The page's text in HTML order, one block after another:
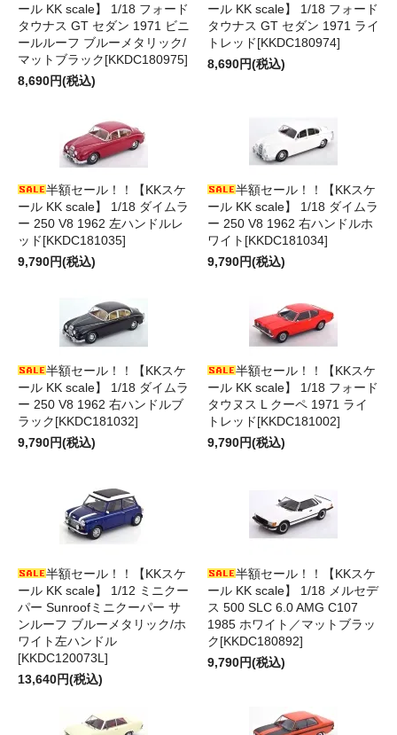
ール KK scale】 1/18 フォード
タウナス GT セダン 1971 ビニ
ールルーフ ブルーメタリック/
マットブラック[KKDC180975]
8,690円(税込)
ール KK scale】 1/18 フォード
タウナス GT セダン 1971 ライ
トレッド[KKDC180974]
8,690円(税込)
半額セール！！【KKスケ
ール KK scale】 1/18 ダイムラ
ー 250 V8 1962 左ハンドルレ
ッド[KKDC181035]
9,790円(税込)
半額セール！！【KKスケ
ール KK scale】 1/18 ダイムラ
ー 250 V8 1962 右ハンドルホ
ワイト[KKDC181034]
9,790円(税込)
半額セール！！【KKスケ
ール KK scale】 1/18 ダイムラ
ー 250 V8 1962 右ハンドルブ
ラック[KKDC181032]
9,790円(税込)
半額セール！！【KKスケ
ール KK scale】 1/18 フォード
タウヌス L クーペ 1971 ライ
トレッド[KKDC181002]
9,790円(税込)
半額セール！！【KKスケ
ール KK scale】 1/12 ミニクー
パー Sunroofミニクーパー サ
ンルーフ ブルーメタリック/ホ
ワイト左ハンドル
[KKDC120073L]
13,640円(税込)
半額セール！！【KKスケ
ール KK scale】 1/18 メルセデ
ス 500 SLC 6.0 AMG C107
1985 ホワイト／マットブラッ
ク[KKDC180892]
9,790円(税込)